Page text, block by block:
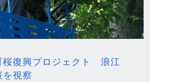
桜復興プロジェクト 浪江
を視察